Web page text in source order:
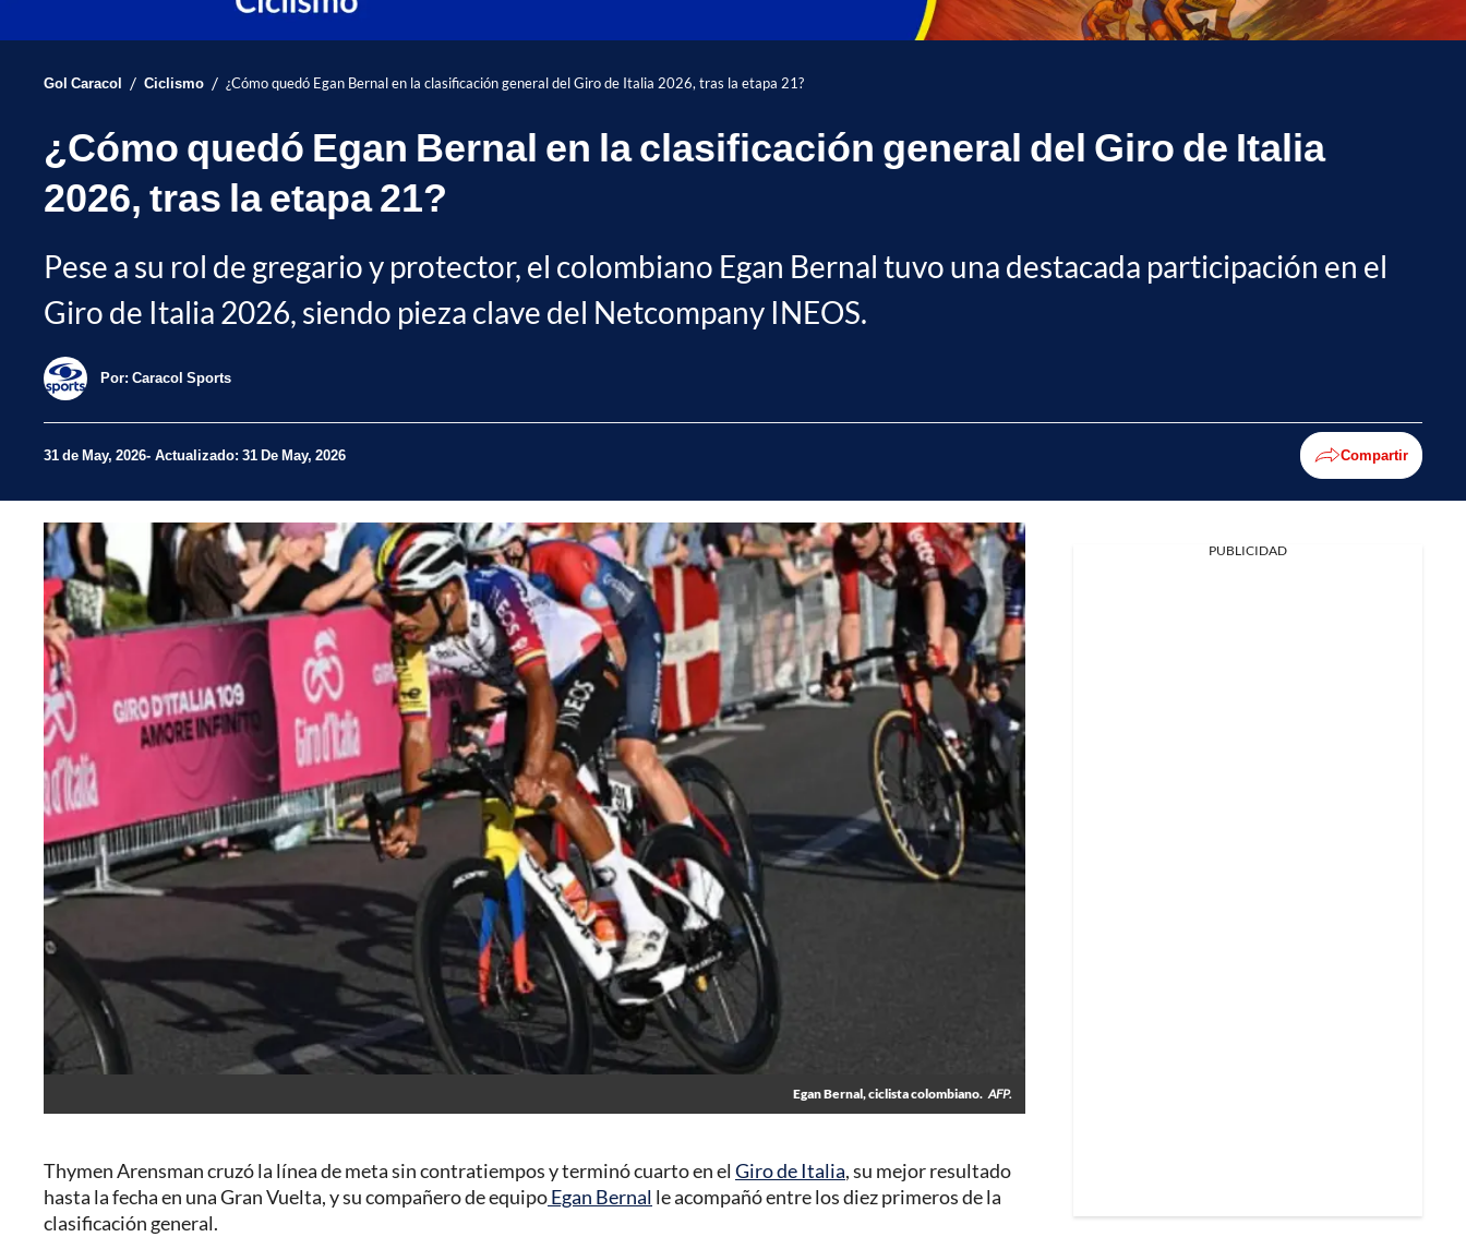
Gol Caracol / Ciclismo / ¿Cómo quedó Egan Bernal en la clasificación general del Giro de Italia 2026, tras la etapa 21?
¿Cómo quedó Egan Bernal en la clasificación general del Giro de Italia
2026, tras la etapa 21?
Pese a su rol de gregario y protector, el colombiano Egan Bernal tuvo una destacada participación en el
Giro de Italia 2026, siendo pieza clave del Netcompany INEOS.
Por: Caracol Sports
31 de May, 2026 Actualizado: 31 De May, 2026 Compartir
Egan Bernal, ciclista colombiano. AFP.
Thymen Arensman cruzó la línea de meta sin contratiempos y terminó cuarto en el Giro de Italia, su mejor resultado
hasta la fecha en una Gran Vuelta, y su compañero de equipoEgan Bernal le acompañó entre los diez primeros de la
clasificación general.
PUBLICIDAD